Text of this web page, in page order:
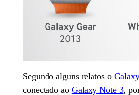
Segundo alguns relatos o
conectado ao Galaxy Note 3,